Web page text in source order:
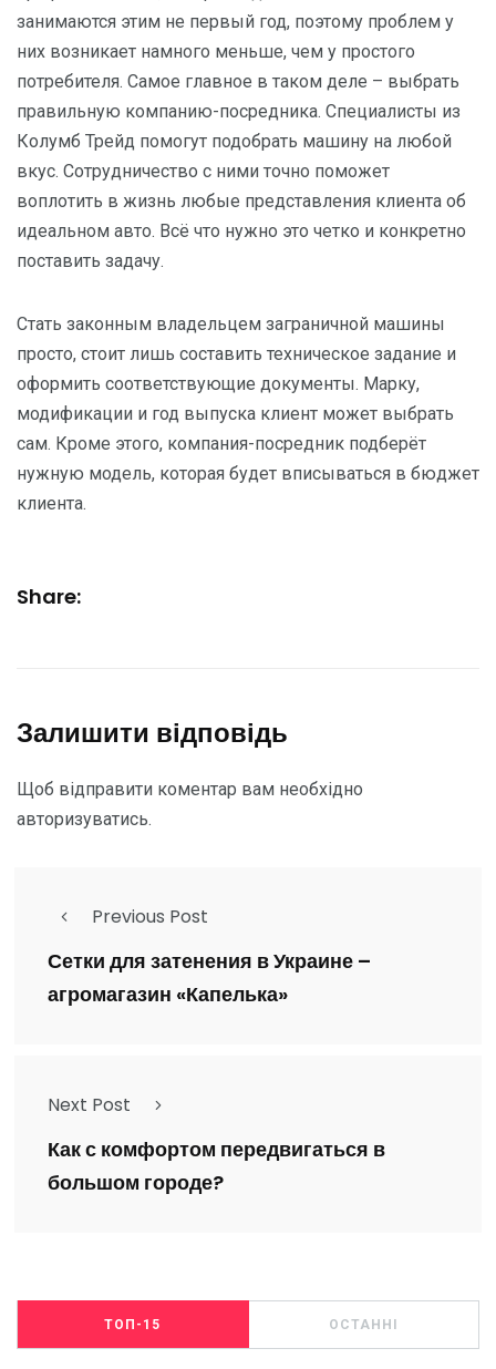
занимаются этим не первый год, поэтому проблем у
них возникает намного меньше, чем у простого
потребителя. Самое главное в таком деле – выбрать
правильную компанию-посредника. Специалисты из
Колумб Трейд помогут подобрать машину на любой
вкус. Сотрудничество с ними точно поможет
воплотить в жизнь любые представления клиента об
идеальном авто. Всё что нужно это четко и конкретно
поставить задачу.
Стать законным владельцем заграничной машины
просто, стоит лишь составить техническое задание и
оформить соответствующие документы. Марку,
модификации и год выпуска клиент может выбрать
сам. Кроме этого, компания-посредник подберёт
нужную модель, которая будет вписываться в бюджет
клиента.
Share:
Залишити відповідь
Щоб відправити коментар вам необхідно
авторизуватись.
Previous Post
Сетки для затенения в Украине –
агромагазин «Капелька»
Next Post
Как с комфортом передвигаться в
большом городе?
ТОП-15 ОСТАННІ